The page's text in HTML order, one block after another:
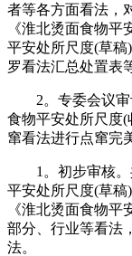
者等各方面看法，
《淮北烫面食物
平安处所尺度(草
罗看法汇总处置表
2。专委会议审
食物平安处所尺度
窜看法进行点窜完
1。初步审核。
平安处所尺度(草
《淮北烫面食物
部分、行业等看法
法。